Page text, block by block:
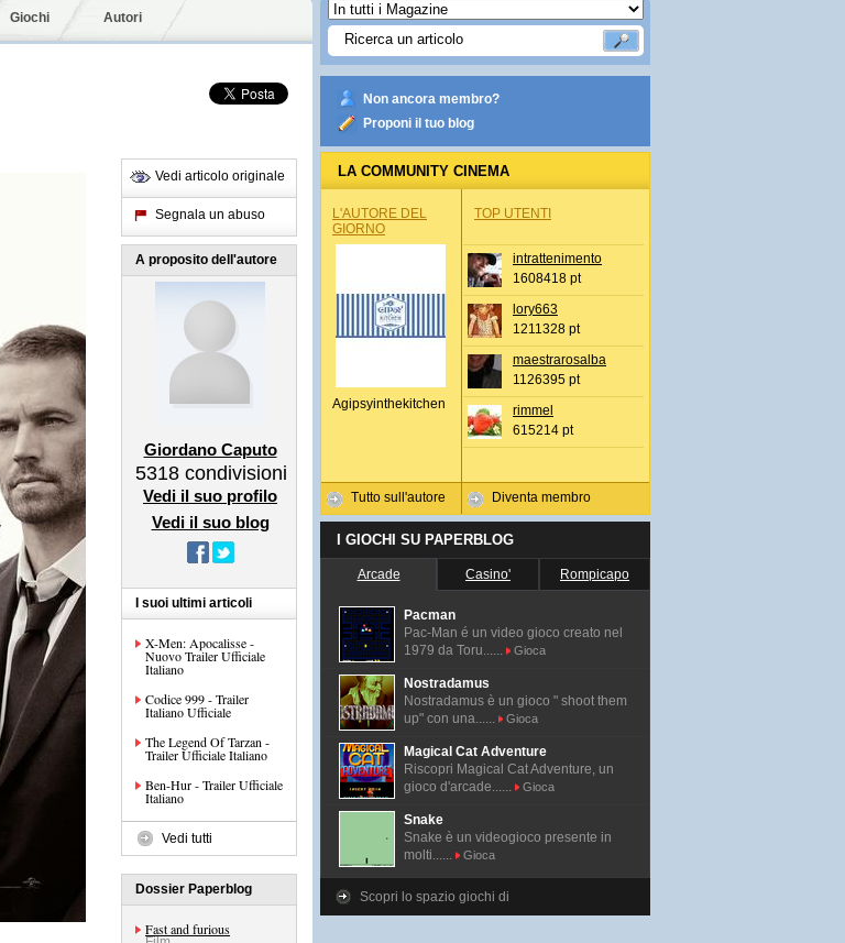
Giochi Autori
Vedi articolo originale
Segnala un abuso
A proposito dell'autore
Giordano Caputo
5318 condivisioni
Vedi il suo profilo
Vedi il suo blog
I suoi ultimi articoli
X-Men: Apocalisse -
Nuovo Trailer Ufficiale
Italiano
Codice 999 - Trailer
Italiano Ufficiale
The Legend Of Tarzan -
Trailer Ufficiale Italiano
Ben-Hur - Trailer Ufficiale
Italiano
Vedi tutti
Dossier Paperblog
Fast and furious
Non ancora membro?
Proponi il tuo blog
LA COMMUNITY CINEMA
L'AUTORE DEL
GIORNO
Agipsyinthekitchen
Tutto sull'autore
TOP UTENTI
intrattenimento
1608418 pt
lory663
1211328 pt
maestrarosalba
1126395 pt
rimmel
615214 pt
Diventa membro
I GIOCHI SU PAPERBLOG
Arcade Casino' Rompicapo
Pacman
Pac-Man é un video gioco creato nel
1979 da Toru......
Gioca
Nostradamus
Nostradamus è un gioco " shoot them
up" con una......
Gioca
Magical Cat Adventure
Riscopri Magical Cat Adventure, un
gioco d'arcade......
Gioca
Snake
Snake è un videogioco presente in
molti......
Gioca
Scopri lo spazio giochi di